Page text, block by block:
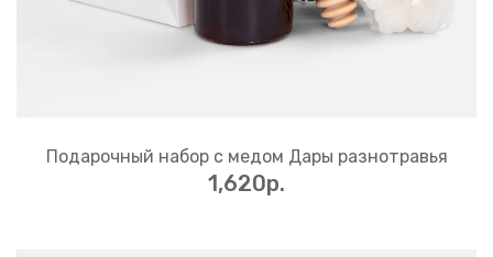
Подарочный набор с медом Дары разнотравья
1,620p.